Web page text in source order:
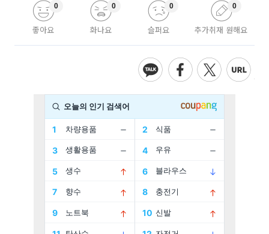
좋아요
0
화나요
0
슬퍼요
0
추가취재 원해요
0